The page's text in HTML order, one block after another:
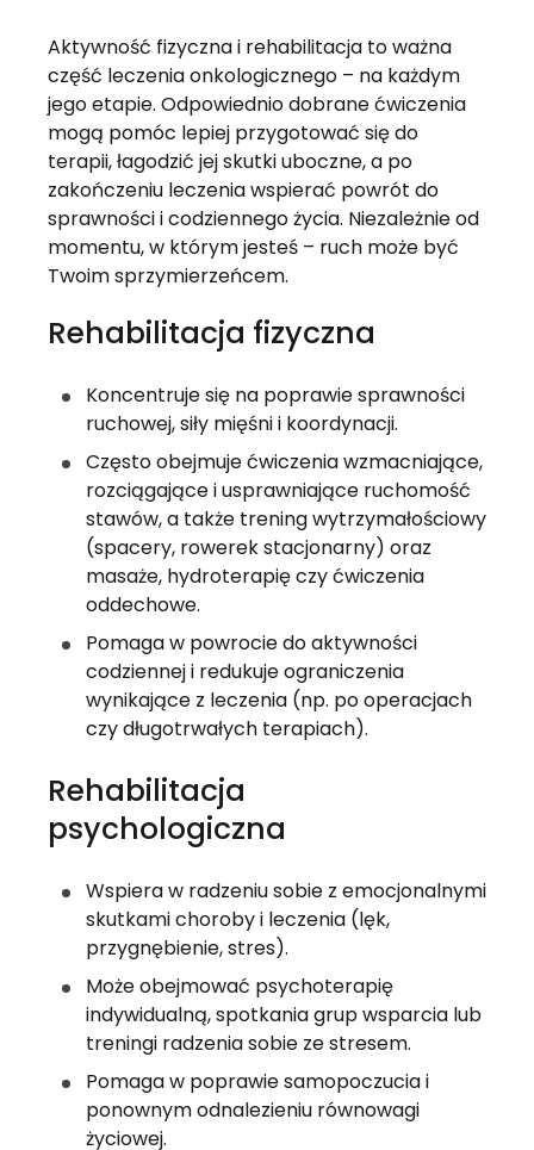
Aktywność fizyczna i rehabilitacja to ważna
część leczenia onkologicznego – na każdym
jego etapie. Odpowiednio dobrane ćwiczenia
mogą pomóc lepiej przygotować się do
terapii, łagodzić jej skutki uboczne, a po
zakończeniu leczenia wspierać powrót do
sprawności i codziennego życia. Niezależnie od
momentu, w którym jesteś – ruch może być
Twoim sprzymierzeńcem.
Rehabilitacja fizyczna
Koncentruje się na poprawie sprawności
ruchowej, siły mięśni i koordynacji.
Często obejmuje ćwiczenia wzmacniające,
rozciągające i usprawniające ruchomość
stawów, a także trening wytrzymałościowy
(spacery, rowerek stacjonarny) oraz
masaże, hydroterapię czy ćwiczenia
oddechowe.
Pomaga w powrocie do aktywności
codziennej i redukuje ograniczenia
wynikające z leczenia (np. po operacjach
czy długotrwałych terapiach).
Rehabilitacja
psychologiczna
Wspiera w radzeniu sobie z emocjonalnymi
skutkami choroby i leczenia (lęk,
przygnębienie, stres).
Może obejmować psychoterapię
indywidualną, spotkania grup wsparcia lub
treningi radzenia sobie ze stresem.
Pomaga w poprawie samopoczucia i
ponownym odnalezieniu równowagi
życiowej.